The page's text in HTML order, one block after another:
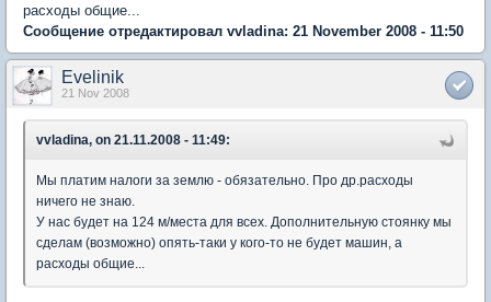
расходы общие...
Сообщение отредактировал vvladina: 21 November 2008 - 11:50
Evelinik
21 Nov 2008
vvladina, on 21.11.2008 - 11:49:
Мы платим налоги за землю - обязательно. Про др.расходы
ничего не знаю.
У нас будет на 124 м/места для всех. Дополнительную стоянку мы
сделам (возможно) опять-таки у кого-то не будет машин, а
расходы общие...